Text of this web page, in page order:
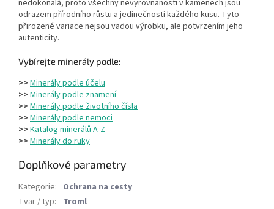
nedokonalá, proto všechny nevyrovnanosti v kamenech jsou
odrazem přírodního růstu a jedinečnosti každého kusu. Tyto
přirozené variace nejsou vadou výrobku, ale potvrzením jeho
autenticity.
Vybírejte minerály podle:
>>Minerály podle účelu
>>Minerály podle znamení
>>Minerály podle životního čísla
>>Minerály podle nemoci
>>Katalog minerálů A-Z
>>Minerály do ruky
Doplňkové parametry
Kategorie: Ochrana na cesty
Tvar / typ:
Troml